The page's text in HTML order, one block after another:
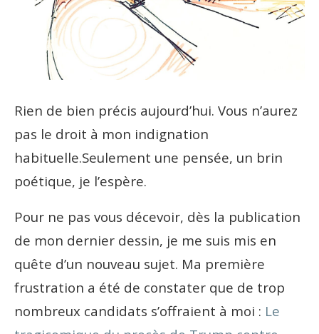
Rien de bien précis aujourd’hui. Vous n’aurez
pas le droit à mon indignation
habituelle.Seulement une pensée, un brin
poétique, je l’espère.
Pour ne pas vous décevoir, dès la publication
de mon dernier dessin, je me suis mis en
quête d’un nouveau sujet. Ma première
frustration a été de constater que de trop
nombreux candidats s’offraient à moi : Le